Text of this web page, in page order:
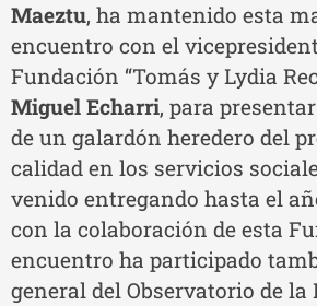
Maeztu, ha mantenido esta
encuentro con el
Fundación “Tomás y Lydia
Miguel Echarri, para
de un galardón heredero del
calidad en los servicios
venido entregando hasta el
con la colaboración de esta
encuentro ha participado
general del Observatorio de la